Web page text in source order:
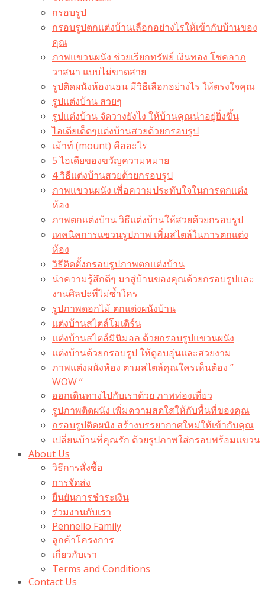
กรอบรูป
กรอบรูปตกแต่งบ้านเลือกอย่างไรให้เข้ากับบ้านของ
คุณ
ภาพแขวนผนัง ช่วยเรียกทรัพย์ เงินทอง โชคลาภ
วาสนา แบบไม่ขาดสาย
รูปติดผนังห้องนอน มีวิธีเลือกอย่างไร ให้ตรงใจคุณ
รูปแต่งบ้าน สวยๆ
รูปแต่งบ้าน จัดวางยังไง ให้บ้านคุณน่าอยู่ยิ่งขึ้น
ไอเดียเด็ดๆแต่งบ้านสวยด้วยกรอบรูป
เม้าท์ (mount) คืออะไร​
5 ไอเดียของขวัญความหมาย
4 วิธีแต่งบ้านสวยด้วยกรอบรูป
ภาพแขวนผนัง เพื่อความประทับใจในการตกแต่ง
ห้อง
ภาพตกแต่งบ้าน วิธีแต่งบ้านให้สวยด้วยกรอบรูป
เทคนิคการแขวนรูปภาพ เพิ่มสไตล์ในการตกแต่ง
ห้อง
วิธีติดตั้งกรอบรูปภาพตกแต่งบ้าน
นำความรู้สึกดีๆ มาสู่บ้านของคุณด้วยกรอบรูปและ
งานศิลปะที่ไม่ซ้ำใคร
รูปภาพดอกไม้ ตกแต่งผนังบ้าน
แต่งบ้านสไตล์โมเดิร์น
แต่งบ้านสไตล์มินิมอล ด้วยกรอบรูปแขวนผนัง
แต่งบ้านด้วยกรอบรูป ให้ดูอบอุ่นและสวยงาม
ภาพแต่งผนังห้อง ตามสไตล์คุณใครเห็นต้อง ”
WOW “
ออกเดินทางไปกับเราด้วย ภาพท่องเที่ยว
รูปภาพติดผนัง เพิ่มความสดใสให้กับพื้นที่ของคุณ
กรอบรูปติดผนัง สร้างบรรยากาศใหม่ให้เข้ากับคุณ
เปลี่ยนบ้านที่คุณรัก ด้วยรูปภาพใส่กรอบพร้อมแขวน​
About Us
วิธีการสั่งซื้อ
การจัดส่ง
ยืนยันการชำระเงิน
ร่วมงานกับเรา
Pennello Family
ลูกค้าโครงการ
เกี่ยวกับเรา
Terms and Conditions
Contact Us